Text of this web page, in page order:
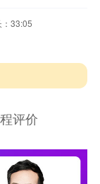
：33:05
评价